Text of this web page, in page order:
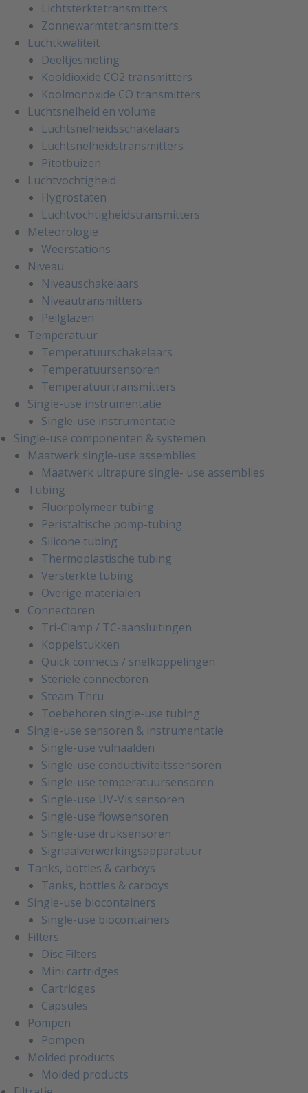
Lichtsterktetransmitters
Zonnewarmtetransmitters
Luchtkwaliteit
Deeltjesmeting
Kooldioxide CO2 transmitters
Koolmonoxide CO transmitters
Luchtsnelheid en volume
Luchtsnelheidsschakelaars
Luchtsnelheidstransmitters
Pitotbuizen
Luchtvochtigheid
Hygrostaten
Luchtvochtigheidstransmitters
Meteorologie
Weerstations
Niveau
Niveauschakelaars
Niveautransmitters
Peilglazen
Temperatuur
Temperatuurschakelaars
Temperatuursensoren
Temperatuurtransmitters
Single-use instrumentatie
Single-use instrumentatie
Single-use componenten & systemen
Maatwerk single-use assemblies
Maatwerk ultrapure single- use assemblies
Tubing
Fluorpolymeer tubing
Peristaltische pomp-tubing
Silicone tubing
Thermoplastische tubing
Versterkte tubing
Overige materialen
Connectoren
Tri-Clamp / TC-aansluitingen
Koppelstukken
Quick connects / snelkoppelingen
Steriele connectoren
Steam-Thru
Toebehoren single-use tubing
Single-use sensoren & instrumentatie
Single-use vulnaalden
Single-use conductiviteitssensoren
Single-use temperatuursensoren
Single-use UV-Vis sensoren
Single-use flowsensoren
Single-use druksensoren
Signaalverwerkingsapparatuur
Tanks, bottles & carboys
Tanks, bottles & carboys
Single-use biocontainers
Single-use biocontainers
Filters
Disc Filters
Mini cartridges
Cartridges
Capsules
Pompen
Pompen
Molded products
Molded products